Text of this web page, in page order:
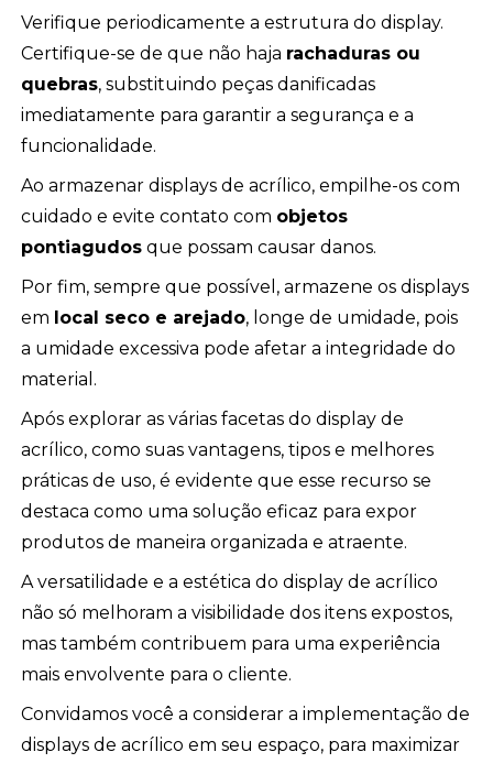
Verifique periodicamente a estrutura do display.
Certifique-se de que não haja rachaduras ou
quebras, substituindo peças danificadas
imediatamente para garantir a segurança e a
funcionalidade.
Ao armazenar displays de acrílico, empilhe-os com
cuidado e evite contato com objetos
pontiagudos que possam causar danos.
Por fim, sempre que possível, armazene os displays
em local seco e arejado, longe de umidade, pois
a umidade excessiva pode afetar a integridade do
material.
Após explorar as várias facetas do display de
acrílico, como suas vantagens, tipos e melhores
práticas de uso, é evidente que esse recurso se
destaca como uma solução eficaz para expor
produtos de maneira organizada e atraente.
A versatilidade e a estética do display de acrílico
não só melhoram a visibilidade dos itens expostos,
mas também contribuem para uma experiência
mais envolvente para o cliente.
Convidamos você a considerar a implementação de
displays de acrílico em seu espaço, para maximizar